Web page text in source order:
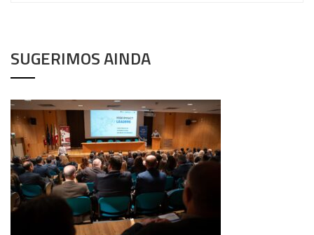
SUGERIMOS AINDA